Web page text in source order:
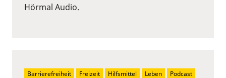
Hörmal Audio.
Barrierefreiheit Freizeit Hilfsmittel Leben Podcast